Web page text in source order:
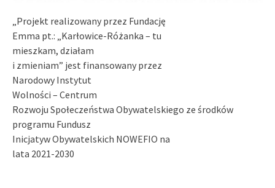
„Projekt realizowany przez Fundację
Emma pt.: „Karłowice-Różanka – tu
mieszkam, działam
i zmieniam” jest finansowany przez
Narodowy Instytut
Wolności – Centrum
Rozwoju Społeczeństwa Obywatelskiego ze środków
programu Fundusz
Inicjatyw Obywatelskich NOWEFIO na
lata 2021-2030